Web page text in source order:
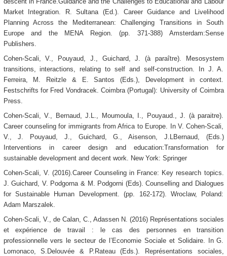
Market Integration. R. Sultana (Ed.). Career Guidance and Livelihood
Planning Across the Mediterranean: Challenging Transitions in South
Europe and the MENA Region. (pp. 371-388) Amsterdam:Sense
Publishers.
Cohen-Scali, V., Pouyaud, J., Guichard, J. (à paraître). Mesosystem
transitions, interactions, relating to self and self-construction. In J. A.
Ferreira, M. Reitzle & E. Santos (Eds.), Development in context.
Festschrifts for Fred Vondracek. Coimbra (Portugal): University of Coimbra
Press.
Cohen-Scali, V., Bernaud, J.L., Moumoula, I., Pouyaud., J. (à paraitre).
Career counseling for immigrants from Africa to Europe. In V. Cohen-Scali,
V., J. Pouyaud, J., Guichard, G., Aisenson, J.LBernaud, (Eds.)
Interventions in career design and education:Transformation for
sustainable development and decent work. New York: Springer
Cohen-Scali, V. (2016).Career Counseling in France: Key research topics.
J. Guichard, V. Podgorna & M. Podgorni (Eds). Counselling and Dialogues
for Sustainable Human Development. (pp. 162-172). Wroclaw, Poland:
Adam Marszalek.
Cohen-Scali, V., de Calan, C., Adassen N. (2016) Représentations sociales
et expérience de travail : le cas des personnes en transition
professionnelle vers le secteur de l’Economie Sociale et Solidaire. In G.
Lomonaco, S.Delouvée & P.Rateau (Eds.). Représentations sociales,